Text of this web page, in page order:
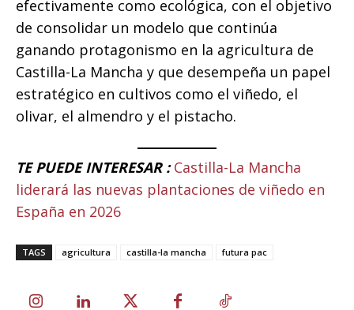
efectivamente como ecológica, con el objetivo
de consolidar un modelo que continúa
ganando protagonismo en la agricultura de
Castilla-La Mancha y que desempeña un papel
estratégico en cultivos como el viñedo, el
olivar, el almendro y el pistacho.
TE PUEDE INTERESAR :Castilla-La Mancha
liderará las nuevas plantaciones de viñedo en
España en 2026
TAGS agricultura castilla-la mancha futura pac